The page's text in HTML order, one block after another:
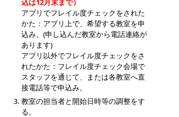
アプリでフレイル度チェックをされた
かた：アプリ上で、希望する教室を申
込み。(申し込んだ教室から電話連絡が
あります)
アプリ以外でフレイル度チェックをさ
れたかた：フレイル度チェック会場で
スタッフを通じて、または各教室へ直
接電話等で申込み。
教室の担当者と開始日時等の調整をす
る。